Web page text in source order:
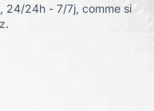
24/24h - 7/7j, comme si